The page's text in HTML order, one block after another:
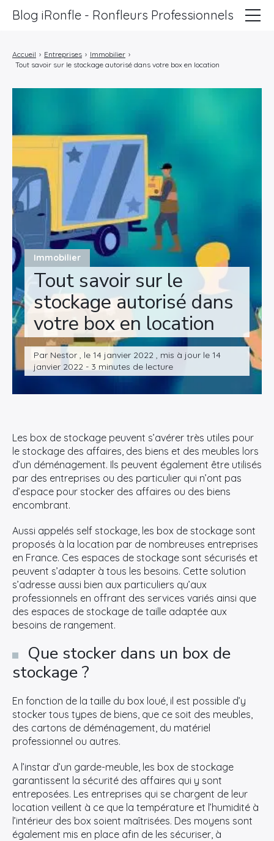
Immobilier
Tout savoir sur le
stockage autorisé dans
votre box en location
Par Nestor , le 14 janvier 2022 , mis à jour le 14
janvier 2022 - 3 minutes de lecture
Accueil › Entreprises › Immobilier ›
Tout savoir sur le stockage autorisé dans votre box en location
Les box de stockage peuvent s’avérer très utiles pour
le stockage des affaires, des biens et des meubles lors
d’un déménagement. Ils peuvent également être utilisés
par des entreprises ou des particulier qui n’ont pas
d’espace pour stocker des affaires ou des biens
encombrant.
Aussi appelés self stockage, les box de stockage sont
proposés à la location par de nombreuses entreprises
en France. Ces espaces de stockage sont sécurisés et
peuvent s’adapter à tous les besoins. Cette solution
s’adresse aussi bien aux particuliers qu’aux
professionnels en offrant des services variés ainsi que
des espaces de stockage de taille adaptée aux
besoins de rangement.
Que stocker dans un box de
stockage ?
En fonction de la taille du box loué, il est possible d’y
stocker tous types de biens, que ce soit des meubles,
des cartons de déménagement, du matériel
professionnel ou autres.
A l’instar d’un garde-meuble, les box de stockage
garantissent la sécurité des affaires qui y sont
entreposées. Les entreprises qui se chargent de leur
location veillent à ce que la température et l’humidité à
l’intérieur des box soient maîtrisées. Des moyens sont
également mis en place afin de les sécuriser, à
Blog iRonfle - Ronfleurs Professionnels
Revue Web
Lifestyle
Entreprises